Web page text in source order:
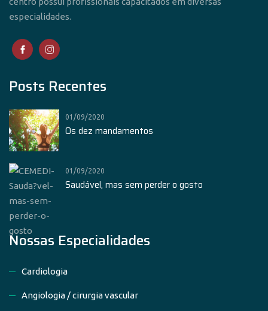
especialidades.
Posts Recentes
01/09/2020
Os dez mandamentos
01/09/2020
Saudável, mas sem perder o gosto
Nossas Especialidades
Cardiologia
Angiologia / cirurgia vascular